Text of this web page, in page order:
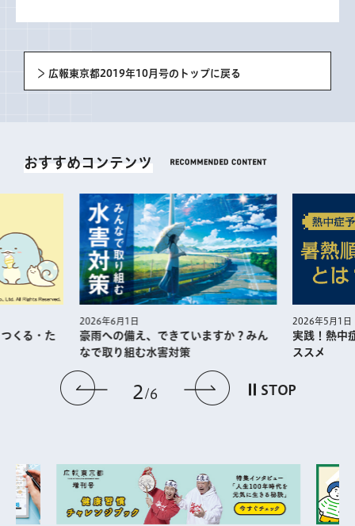
広報東京都2019年10月号のトップに戻る
おすすめコンテンツ
前のスライドを表示
2 6 次のスライドを
STOP
くる・た
2026年6月1日
豪雨への備え、できていますか？みん
なで取り組む水害対策
2026年5月1日
実践！熱中
ススメ